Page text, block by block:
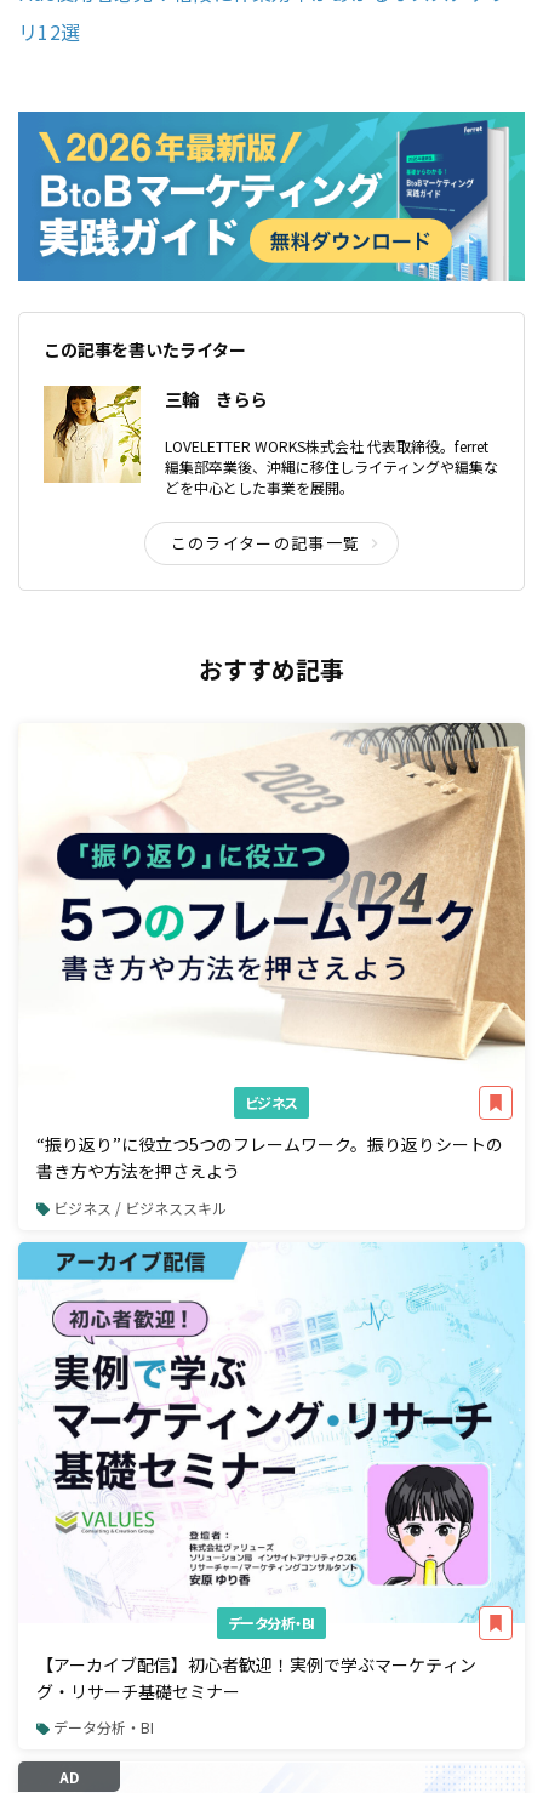
リ12選
この記事を書いたライター
三輪 きらら
LOVELETTER WORKS株式会社 代表取締役。ferret
編集部卒業後、沖縄に移住しライティングや編集な
どを中心とした事業を展開。
このライターの記事一覧
おすすめ記事
ビジネス
“振り返り”に役立つ5つのフレームワーク。振り返りシートの
書き方や方法を押さえよう
ビジネス / ビジネススキル
データ分析・BI
【アーカイブ配信】初心者歓迎！実例で学ぶマーケティン
グ・リサーチ基礎セミナー
データ分析・BI
AD